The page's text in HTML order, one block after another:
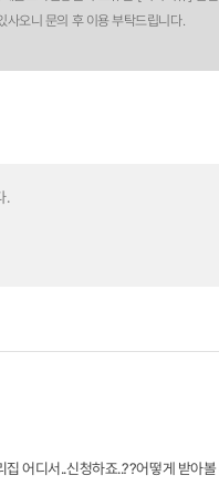
사오니 문의 후 이용 부탁드립니다.
어디서..신청하죠..??어떻게 받아볼